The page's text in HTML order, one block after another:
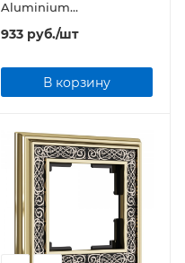
Aluminium
(коричневый
алюминий)
933руб./шт
В корзину